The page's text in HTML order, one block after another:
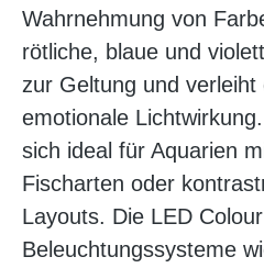
Wahrnehmung von
rötliche, blaue und
zur Geltung und
emotionale
sich ideal für Aquarien
Fischarten oder
Layouts. Die LED
Beleuchtungssysteme